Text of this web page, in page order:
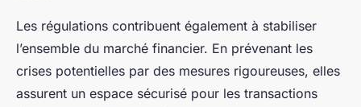
Les régulations contribuent également à stabiliser
l’ensemble du marché financier. En prévenant les
crises potentielles par des mesures rigoureuses, elles
assurent un espace sécurisé pour les transactions